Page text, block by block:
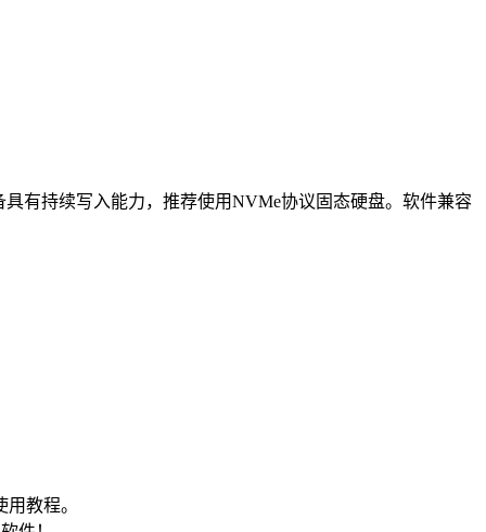
有持续写入能力，推荐使用NVMe协议固态硬盘。软件兼容
教程。